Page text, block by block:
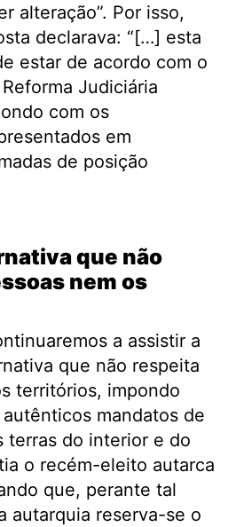
alteração”. Por isso,
declarava: “[…] esta
estar de acordo com o
Judiciária
com os
em
de posição
que não
nem os
a assistir a
que não respeita
territórios, impondo
mandatos de
terras do interior e do
o recém-eleito autarca
que, perante tal
autarquia reserva-se o